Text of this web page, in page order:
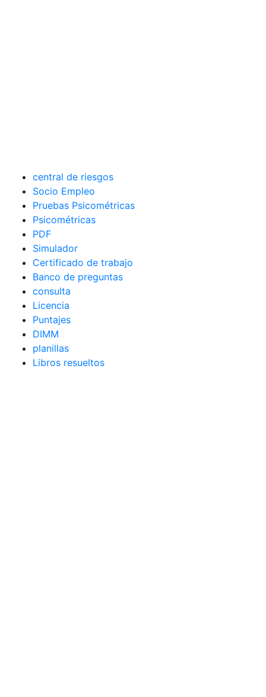
central de riesgos
Socio Empleo
Pruebas Psicométricas
Psicométricas
PDF
Simulador
Certificado de trabajo
Banco de preguntas
consulta
Licencia
Puntajes
DIMM
planillas
Libros resueltos